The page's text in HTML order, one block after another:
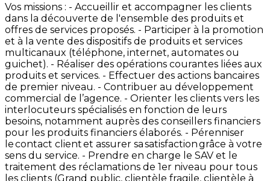
Vos missions : - Accueillir et accompagner les clients
dans la découverte de l'ensemble des produits et
offres de services proposés. - Participer à la promotion
et à la vente des dispositifs de produits et services
multicanaux (téléphone, internet, automates ou
guichet). - Réaliser des opérations courantes liées aux
produits et services. - Effectuer des actions bancaires
de premier niveau. - Contribuer au développement
commercial de l’agence. - Orienter les clients vers les
interlocuteurs spécialisés en fonction de leurs
besoins, notamment auprès des conseillers financiers
pour les produits financiers élaborés. - Pérenniser
le contact client et assurer sa satisfaction grâce à votre
sens du service. - Prendre en charge le SAV et le
traitement des réclamations de 1er niveau pour tous
les clients (Grand public, clientèle fragile, clientèle à